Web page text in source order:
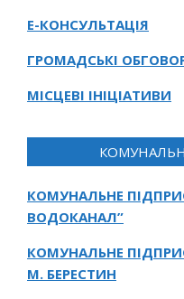
Е-КОНСУЛЬТАЦІЯ
ГРОМАДСЬКІ
МІСЦЕВІ ІНІЦІАТИВИ
КОМУНАЛЬНЕ
ВОДОКАНАЛ”
КОМУНАЛЬНЕ
М. БЕРЕСТИН